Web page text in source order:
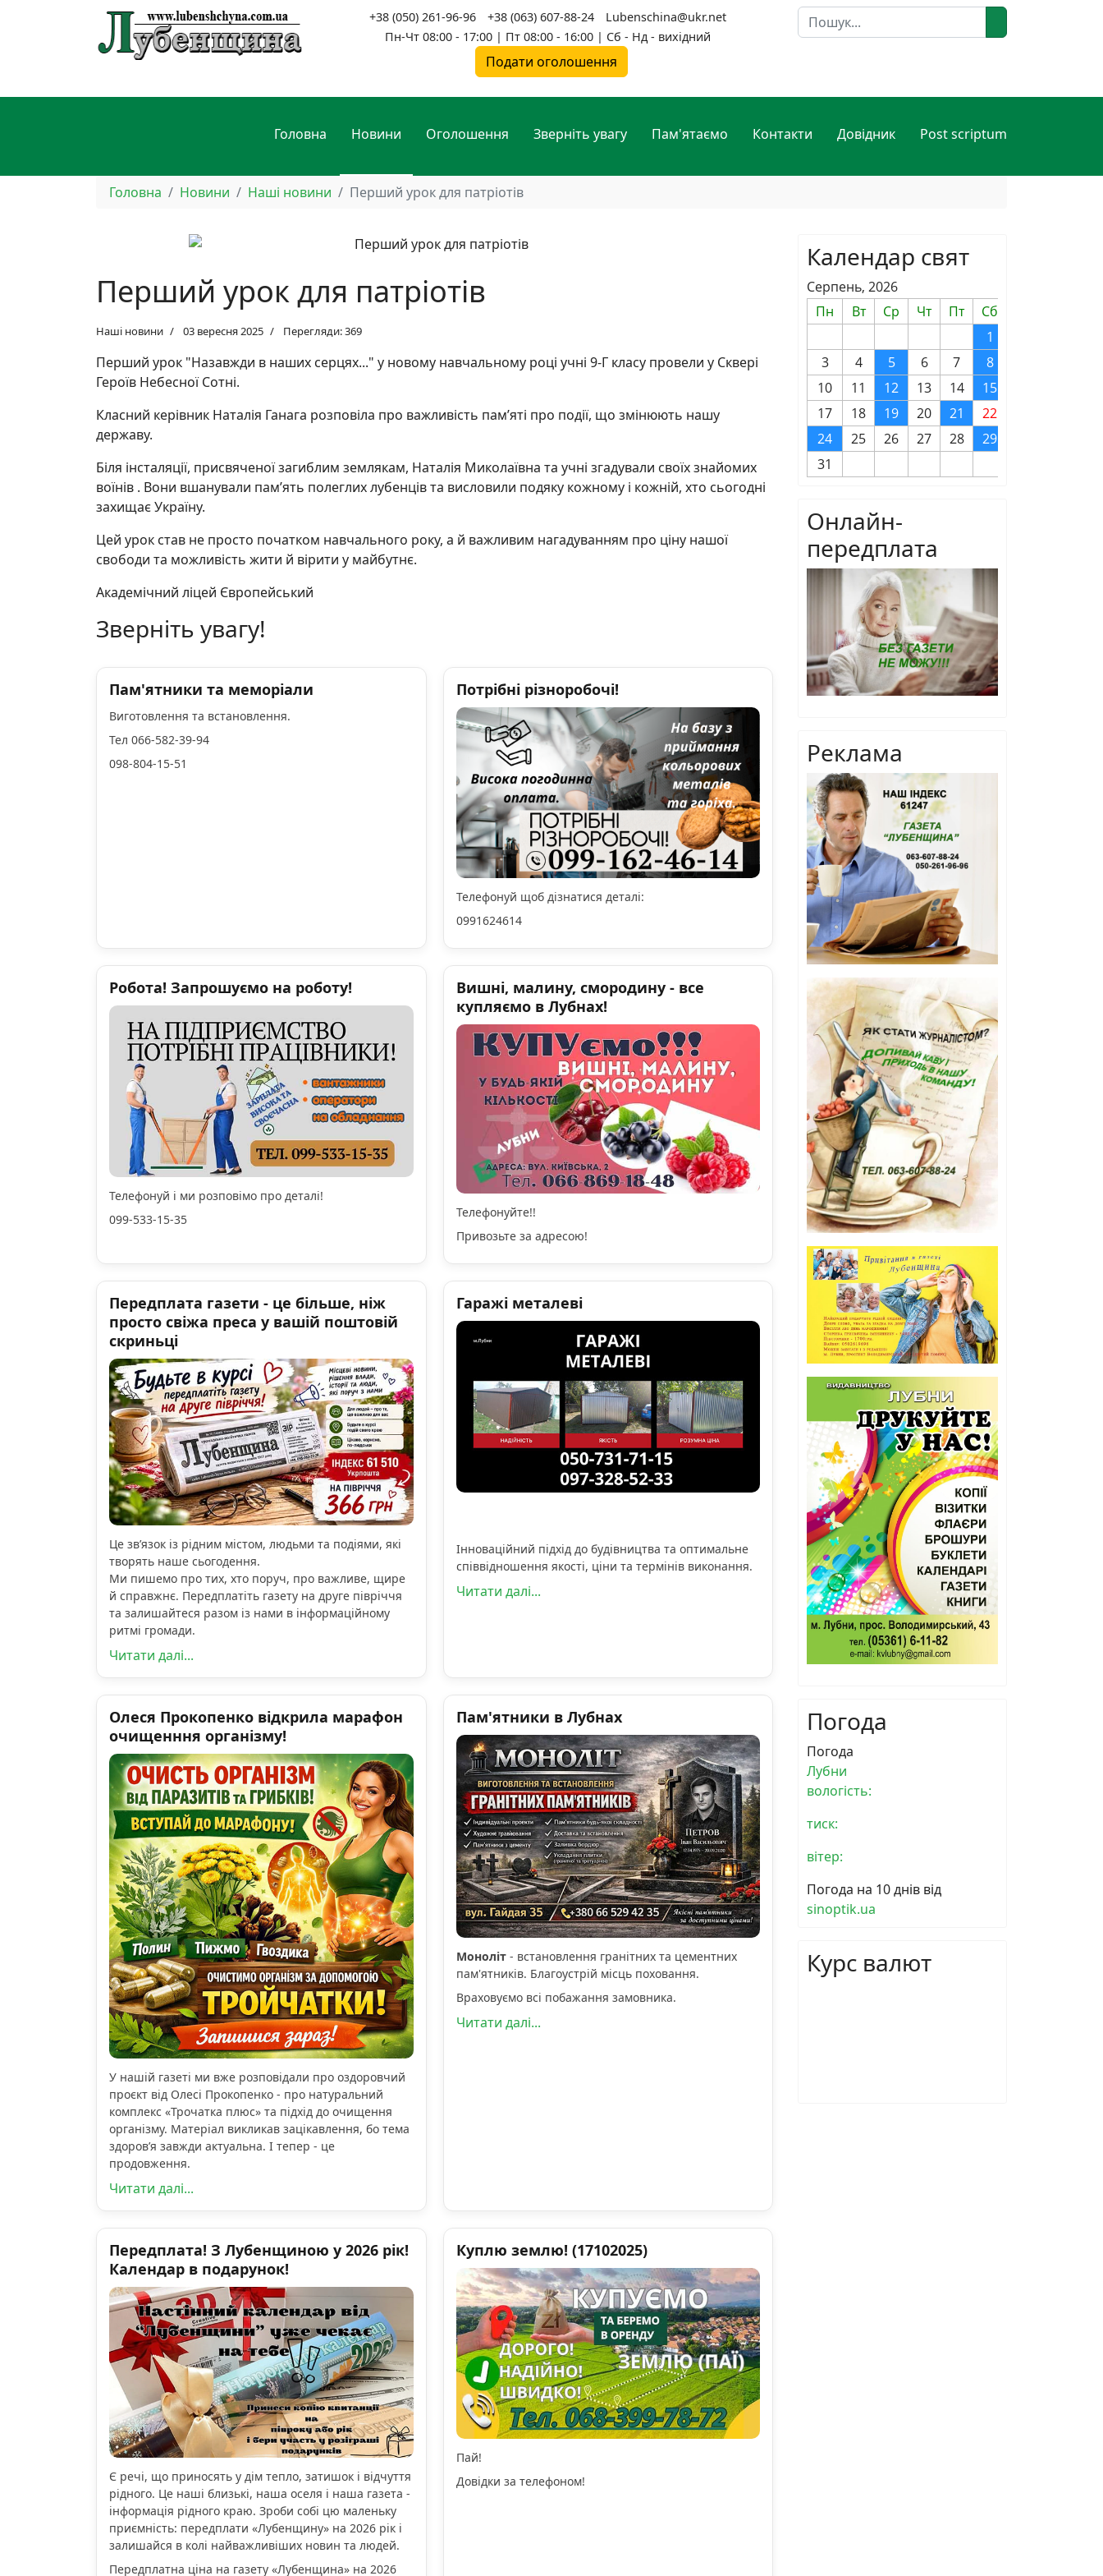
+38 (050) 261-96-96 +38 (063) 607-88-24
Lubenschina@ukr.net
Пн-Чт 08:00 - 17:00 | Пт 08:00 - 16:00 | Сб - Нд - вихідний
Подати оголошення
Пошук
Головна Новини Оголошення Зверніть увагу Пам'ятаємо Контакти Довідник Post scriptum
Головна Новини Наші новини Перший урок для патріотів
Перший урок для патріотів
Наші новини 03 вересня 2025 Перегляди: 369
Перший урок "Назавжди в наших серцях..." у новому навчальному році учні 9-Г класу провели у Сквері
Героїв Небесної Сотні.
Класний керівник Наталія Ганага розповіла про важливість пам’яті про події, що змінюють нашу
державу.
Біля інсталяції, присвяченої загиблим землякам, Наталія Миколаївна та учні згадували своїх знайомих
воїнів . Вони вшанували пам’ять полеглих лубенців та висловили подяку кожному і кожній, хто сьогодні
захищає Україну.
Цей урок став не просто початком навчального року, а й важливим нагадуванням про ціну нашої
свободи та можливість жити й вірити у майбутнє.
Академічний ліцей Європейський
Зверніть увагу!
Пам'ятники та меморіали
Виготовлення та встановлення.
Тел 066-582-39-94
098-804-15-51
Потрібні різноробочі!
Телефонуй щоб дізнатися деталі:
0991624614
Робота! Запрошуємо на роботу!
Телефонуй і ми розповімо про деталі!
099-533-15-35
Вишні, малину, смородину - все
купляємо в Лубнах!
Телефонуйте!!
Привозьте за адресою!
Передплата газети - це більше, ніж
просто свіжа преса у вашій поштовій
скриньці
Це зв’язок із рідним містом, людьми та подіями, які
творять наше сьогодення.
Ми пишемо про тих, хто поруч, про важливе, щире
й справжнє. Передплатіть газету на друге півріччя
та залишайтеся разом із нами в інформаційному
ритмі громади.
Читати далі...
Гаражі металеві
Інноваційний підхід до будівництва та оптимальне
співвідношення якості, ціни та термінів виконання.
Читати далі...
Олеся Прокопенко відкрила марафон
очищенння організму!
У нашій газеті ми вже розповідали про оздоровчий
проєкт від Олесі Прокопенко - про натуральний
комплекс «Трочатка плюс» та підхід до очищення
організму. Матеріал викликав зацікавлення, бо тема
здоров’я завжди актуальна. І тепер - це
продовження.
Читати далі...
Пам'ятники в Лубнах
Моноліт- встановлення гранітних та цементних
пам'ятників. Благоустрій місць поховання.
Враховуємо всі побажання замовника.
Читати далі...
Передплата! З Лубенщиною у 2026 рік!
Календар в подарунок!
Є речі, що приносять у дім тепло, затишок і відчуття
рідного. Це наші близькі, наша оселя і наша газета -
інформація рідного краю. Зроби собі цю маленьку
приємність: передплати «Лубенщину» на 2026 рік і
залишайся в колі найважливіших новин та людей.
Передплатна ціна на газету «Лубенщина» на 2026
Куплю землю! (17102025)
Пай!
Довідки за телефоном!
Календар свят
Серпень, 2026
Пн
Вт Ср Чт Пт Сб
1
3
4 5 6 7 8
10
11 12 13 14 15
17
18 19 20 21 22
24
25 26 27 28 29
31
Онлайн-
передплата
Реклама
Погода
Погода
Лубни
вологість:
тиск:
вітер:
Погода на 10 днів від
sinoptik.ua
Курс валют